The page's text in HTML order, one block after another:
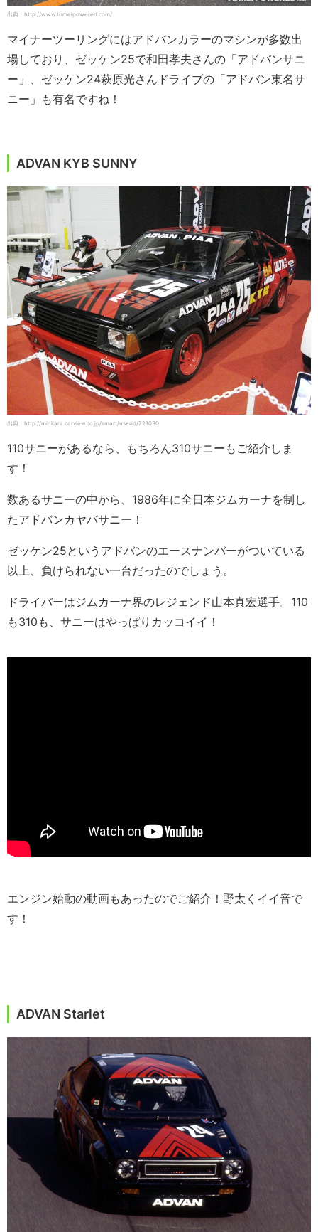
出典：http://www.tomeipowered.com/
マイナーツーリングにはアドバンカラーのマシンが多数出
場しており、ゼッケン25で和田孝夫さんの「アドバンサニ
ー」、ゼッケン24萩原光さんドライブの「アドバン東名サ
ニー」も有名ですね！
ADVAN KYB SUNNY
出典：http://minkara.carview.co.jp/smart/userid/721030
110サニーがあるなら、もちろん310サニーもご紹介しま
す！
数あるサニーの中から、1986年に全日本ジムカーナを制し
たアドバンカヤバサニー！
ゼッケン25というアドバンのエースナンバーがついている
以上、負けられない一台だったのでしょう。
ドライバーはジムカーナ界のレジェンド山本真宏選手。110
も310も、サニーはやっぱりカッコイイ！
エンジン始動の動画もあったのでご紹介！野太くイイ音で
す！
ADVAN Starlet